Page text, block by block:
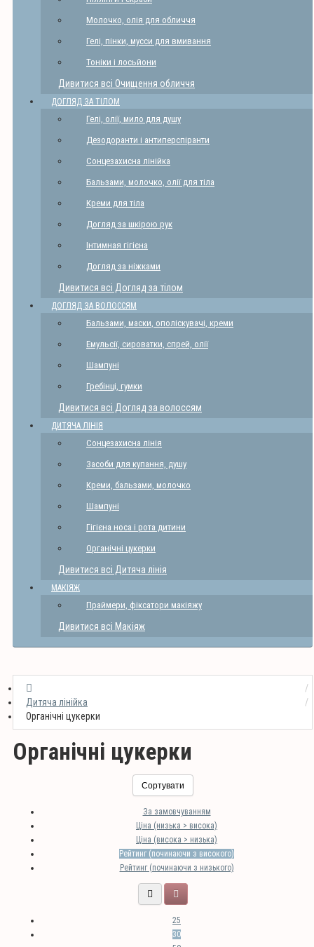
Молочко, олія для обличчя
Гелі, пінки, мусси для вмивання
Тоніки і лосьйони
Дивитися всі Очищення обличчя
ДОГЛЯД ЗА ТІЛОМ
Гелі, олії, мило для душу
Дезодоранти і антиперспіранти
Сонцезахисна лінійка
Бальзами, молочко, олії для тіла
Креми для тіла
Догляд за шкірою рук
Інтимная гігієна
Догляд за ніжками
Дивитися всі Догляд за тілом
ДОГЛЯД ЗА ВОЛОССЯМ
Бальзами, маски, ополіскувачі, креми
Емульсії, сироватки, спрей, олії
Шампуні
Гребінці, гумки
Дивитися всі Догляд за волоссям
ДИТЯЧА ЛІНІЯ
Сонцезахисна лінія
Засоби для купання, душу
Креми, бальзами, молочко
Шампуні
Гігієна носа і рота дитини
Органічні цукерки
Дивитися всі Дитяча лінія
МАКІЯЖ
Праймери, фіксатори макіяжу
Дивитися всі Макіяж
Дитяча лінійка
Органічні цукерки
Органічні цукерки
Сортувати
За замовчуванням
Ціна (низька > висока)
Ціна (висока > низька)
Рейтинг (починаючи з високого)
Рейтинг (починаючи з низького)
25
30